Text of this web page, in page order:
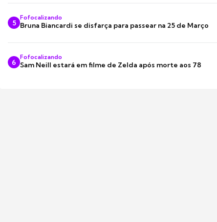
5
Fofocalizando
Bruna Biancardi se disfarça para passear na 25 de Março
6
Fofocalizando
Sam Neill estará em filme de Zelda após morte aos 78